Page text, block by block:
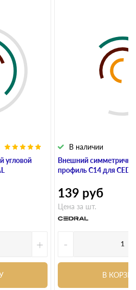
угловой
+
Внешний
профиль С14 для
В наличии
139 руб
Цена за шт.
-
В